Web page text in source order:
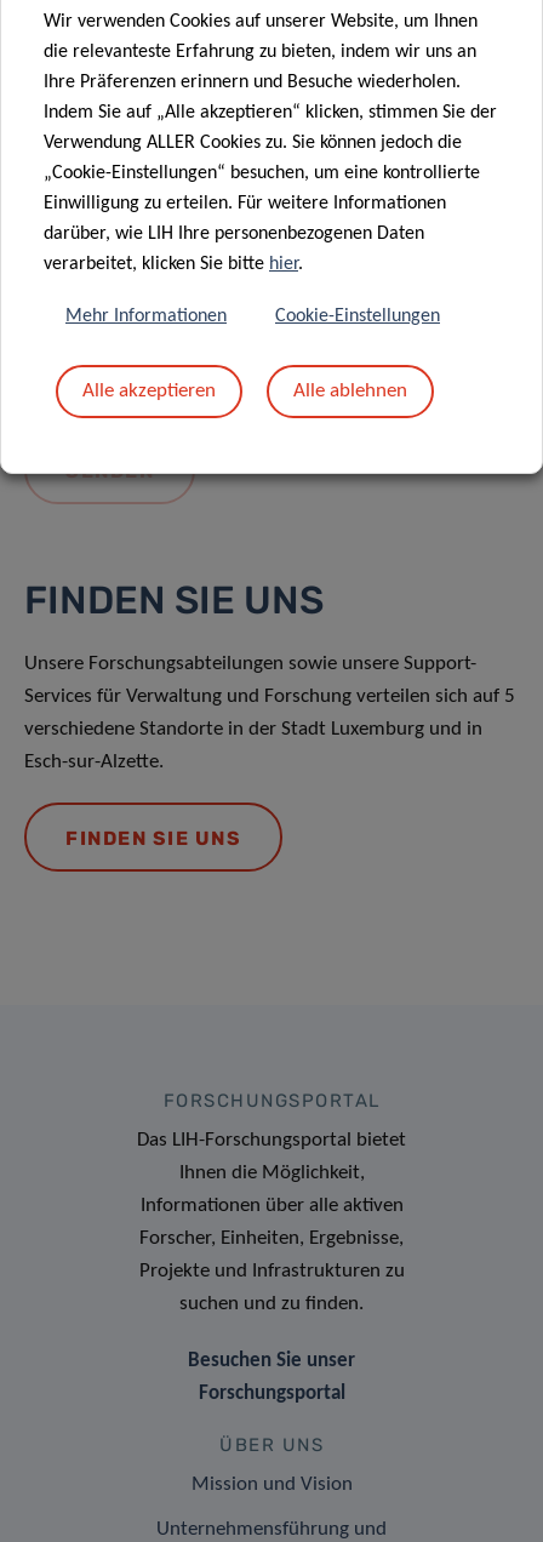
Mit dem Absenden Ihrer Nachricht erklären Sie
Datenschutzrichtlinie.
FINDEN SIE UNS
Unsere Forschungsabteilungen sowie unsere Support-
Services für Verwaltung und Forschung verteilen sich auf 5
verschiedene Standorte in der Stadt Luxemburg und in
Esch-sur-Alzette.
FINDEN SIE UNS
FORSCHUNGSPORTAL
Das LIH-Forschungsportal bietet
Ihnen die Möglichkeit,
Informationen über alle aktiven
Forscher, Einheiten, Ergebnisse,
Projekte und Infrastrukturen zu
suchen und zu finden.
Besuchen Sie unser
Forschungsportal
ÜBER UNS
Mission und Vision
Unternehmensführung und
Wir verwenden Cookies auf unserer Website, um Ihnen
die relevanteste Erfahrung zu bieten, indem wir uns an
Ihre Präferenzen erinnern und Besuche wiederholen.
Indem Sie auf „Alle akzeptieren“ klicken, stimmen Sie der
Verwendung ALLER Cookies zu. Sie können jedoch die
„Cookie-Einstellungen“ besuchen, um eine kontrollierte
Einwilligung zu erteilen. Für weitere Informationen
darüber, wie LIH Ihre personenbezogenen Daten
verarbeitet, klicken Sie bitte hier.
Mehr Informationen Cookie-Einstellungen
Alle akzeptieren Alle ablehnen